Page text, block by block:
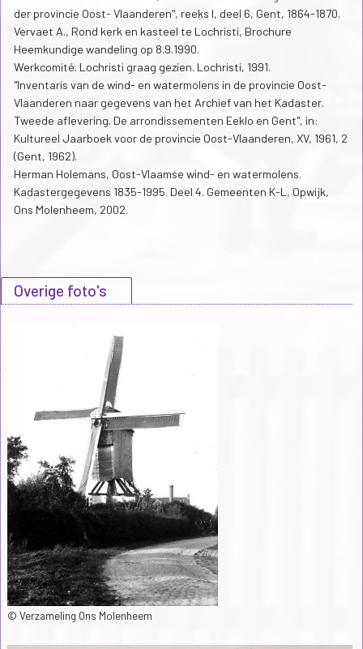
der provincie Oost- Vlaanderen", reeks I, deel 6, Gent, 1864-1870.
Vervaet A., Rond kerk en kasteel te Lochristi, Brochure
Heemkundige wandeling op 8.9.1990.
Werkcomité. Lochristi graag gezien. Lochristi, 1991.
"Inventaris van de wind- en watermolens in de provincie Oost-
Vlaanderen naar gegevens van het Archief van het Kadaster.
Tweede aflevering. De arrondissementen Eeklo en Gent", in:
Kultureel Jaarboek voor de provincie Oost-Vlaanderen, XV, 1961, 2
(Gent, 1962).
Herman Holemans, Oost-Vlaamse wind- en watermolens.
Kadastergegevens 1835-1995. Deel 4. Gemeenten K-L, Opwijk,
Ons Molenheem, 2002.
Overige foto's
© Verzameling Ons Molenheem